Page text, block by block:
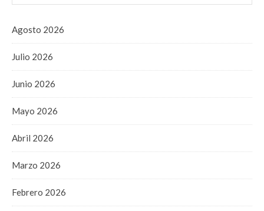
Agosto 2026
Julio 2026
Junio 2026
Mayo 2026
Abril 2026
Marzo 2026
Febrero 2026